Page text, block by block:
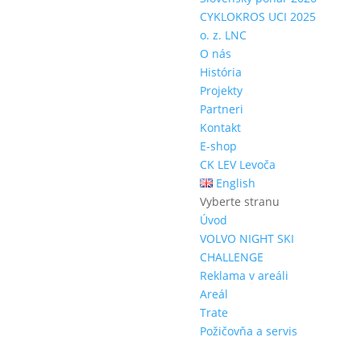
CYKLOKROS UCI 2025
o. z. LNC
O nás
História
Projekty
Partneri
Kontakt
E-shop
CK LEV Levoča
English
Vyberte stranu
Úvod
VOLVO NIGHT SKI
CHALLENGE
Reklama v areáli
Areál
Trate
Požičovňa a servis